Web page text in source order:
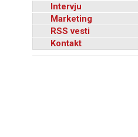
Intervju
Marketing
RSS vesti
Kontakt